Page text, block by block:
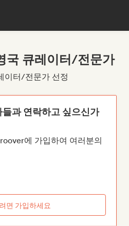
국 큐레이터/전문가
이터/전문가 선정
과 연락하고 싶으신가
에 가입하여 여러분의
면 가입하세요